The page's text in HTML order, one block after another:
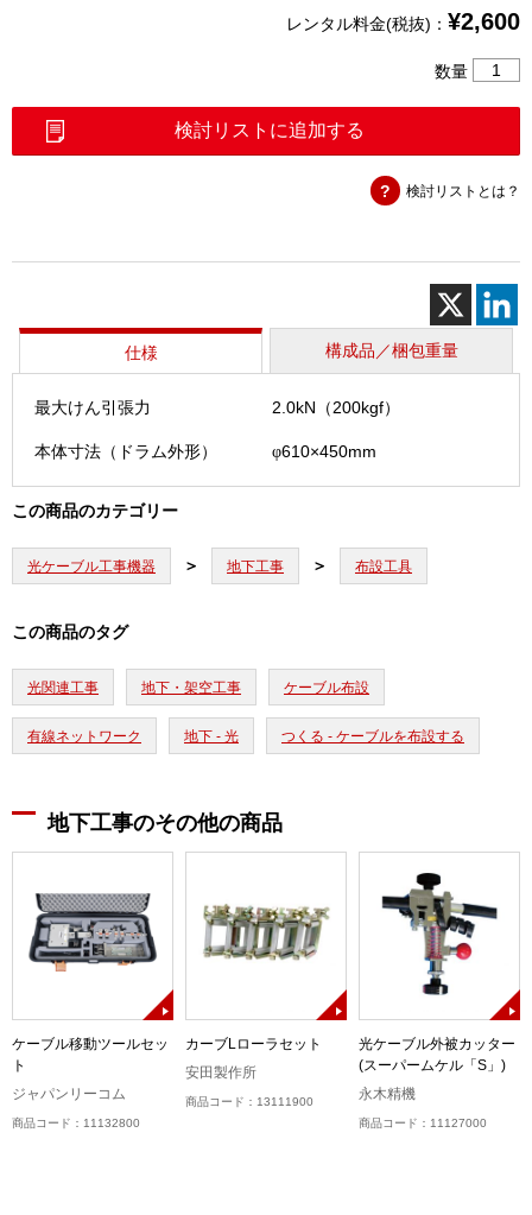
レンタル料金(税抜)： ¥2,600
数量
8mm
ー
個
検討リストに追加する
検討リストとは？
仕様 構成品／梱包重量
最大けん引張力 2.0kN（200kgf）
本体寸法（ドラム外形） φ610×450mm
この商品のカテゴリー
光ケーブル工事機器 地下工事 布設工具
この商品のタグ
光関連工事 地下・架空工事 ケーブル布設
有線ネットワーク 地下 - 光 つくる - ケーブルを布設する
地下工事のその他の商品
ケーブル移動ツールセッ
ト
ジャパンリーコム
商品コード：11132800
カーブLローラセット
安田製作所
商品コード：13111900
光ケーブル外被カッター
(スーパームケル「S」)
永木精機
商品コード：11127000